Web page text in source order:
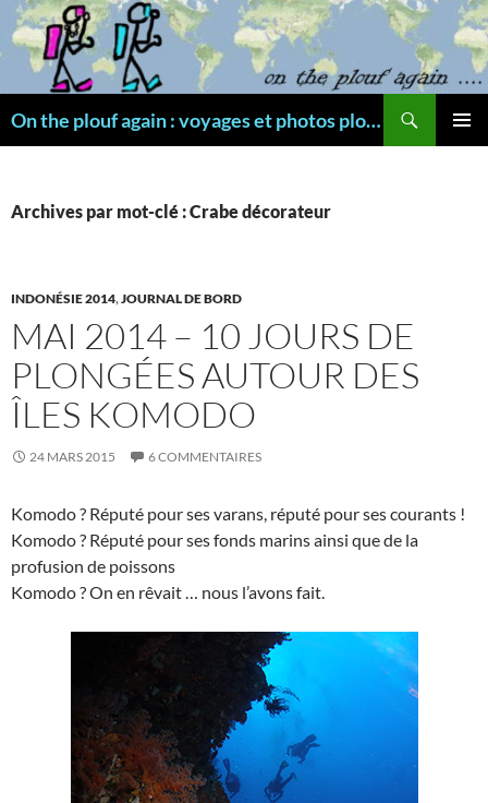
Aller
au
contenu
On the plouf again : voyages et photos plongée
Archives par mot-clé : Crabe décorateur
INDONÉSIE 2014,JOURNAL DE BORD
MAI 2014 – 10 JOURS DE
PLONGÉES AUTOUR DES
ÎLES KOMODO
24 MARS 2015 6 COMMENTAIRES
Komodo ? Réputé pour ses varans, réputé pour ses courants !
Komodo ? Réputé pour ses fonds marins ainsi que de la
profusion de poissons
Komodo ? On en rêvait … nous l’avons fait.